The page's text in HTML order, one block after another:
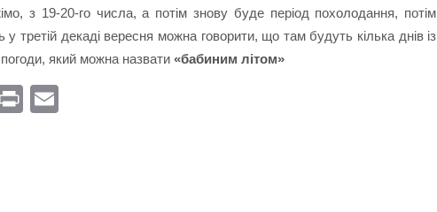
з 19-20-го числа, а потім знову буде період похолодання, потім
третій декаді вересня можна говорити, що там будуть кілька днів із
який можна назвати«бабиним літом»
S
Pr